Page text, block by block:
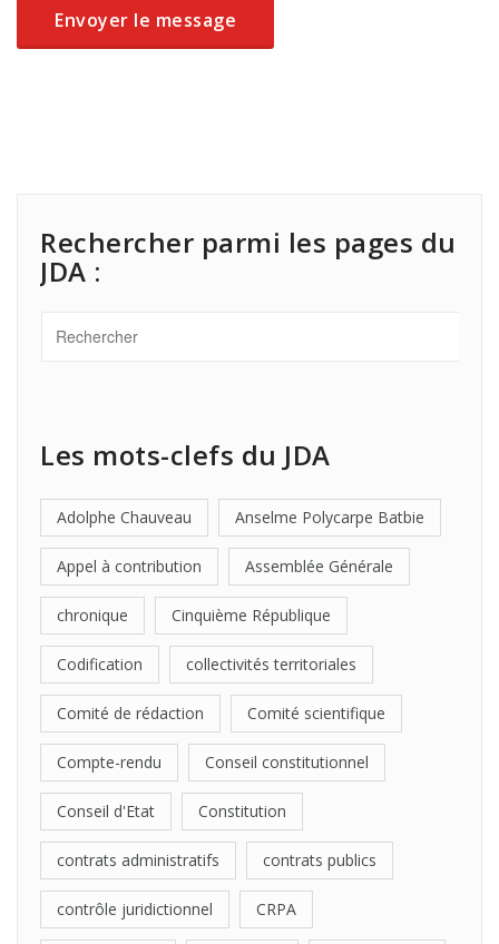
Rechercher parmi les pages du
JDA :
Les mots-clefs du JDA
Adolphe Chauveau Anselme Polycarpe Batbie
Appel à contribution Assemblée Générale
chronique Cinquième République
Codification collectivités territoriales
Comité de rédaction Comité scientifique
Compte-rendu Conseil constitutionnel
Conseil d'Etat Constitution
contrats administratifs contrats publics
contrôle juridictionnel CRPA